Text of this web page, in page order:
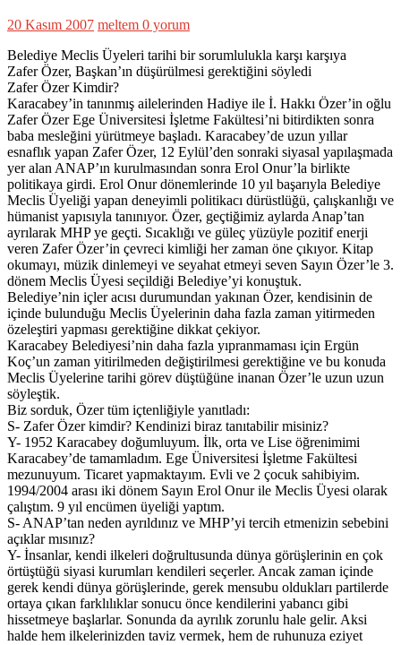
20 Kasım 2007 meltem 0 yorum
Belediye Meclis Üyeleri tarihi bir sorumlulukla karşı karşıya
Zafer Özer, Başkan’ın düşürülmesi gerektiğini söyledi
Zafer Özer Kimdir?
Karacabey’in tanınmış ailelerinden Hadiye ile İ. Hakkı Özer’in oğlu
Zafer Özer Ege Üniversitesi İşletme Fakültesi’ni bitirdikten sonra
baba mesleğini yürütmeye başladı. Karacabey’de uzun yıllar
esnaflık yapan Zafer Özer, 12 Eylül’den sonraki siyasal yapılaşmada
yer alan ANAP’ın kurulmasından sonra Erol Onur’la birlikte
politikaya girdi. Erol Onur dönemlerinde 10 yıl başarıyla Belediye
Meclis Üyeliği yapan deneyimli politikacı dürüstlüğü, çalışkanlığı ve
hümanist yapısıyla tanınıyor. Özer, geçtiğimiz aylarda Anap’tan
ayrılarak MHP ye geçti. Sıcaklığı ve güleç yüzüyle pozitif enerji
veren Zafer Özer’in çevreci kimliği her zaman öne çıkıyor. Kitap
okumayı, müzik dinlemeyi ve seyahat etmeyi seven Sayın Özer’le 3.
dönem Meclis Üyesi seçildiği Belediye’yi konuştuk.
Belediye’nin içler acısı durumundan yakınan Özer, kendisinin de
içinde bulunduğu Meclis Üyelerinin daha fazla zaman yitirmeden
özeleştiri yapması gerektiğine dikkat çekiyor.
Karacabey Belediyesi’nin daha fazla yıpranmaması için Ergün
Koç’un zaman yitirilmeden değiştirilmesi gerektiğine ve bu konuda
Meclis Üyelerine tarihi görev düştüğüne inanan Özer’le uzun uzun
söyleştik.
Biz sorduk, Özer tüm içtenliğiyle yanıtladı:
S- Zafer Özer kimdir? Kendinizi biraz tanıtabilir misiniz?
Y- 1952 Karacabey doğumluyum. İlk, orta ve Lise öğrenimimi
Karacabey’de tamamladım. Ege Üniversitesi İşletme Fakültesi
mezunuyum. Ticaret yapmaktayım. Evli ve 2 çocuk sahibiyim.
1994/2004 arası iki dönem Sayın Erol Onur ile Meclis Üyesi olarak
çalıştım. 9 yıl encümen üyeliği yaptım.
S- ANAP’tan neden ayrıldınız ve MHP’yi tercih etmenizin sebebini
açıklar mısınız?
Y- İnsanlar, kendi ilkeleri doğrultusunda dünya görüşlerinin en çok
örtüştüğü siyasi kurumları kendileri seçerler. Ancak zaman içinde
gerek kendi dünya görüşlerinde, gerek mensubu oldukları partilerde
ortaya çıkan farklılıklar sonucu önce kendilerini yabancı gibi
hissetmeye başlarlar. Sonunda da ayrılık zorunlu hale gelir. Aksi
halde hem ilkelerinizden taviz vermek, hem de ruhunuza eziyet